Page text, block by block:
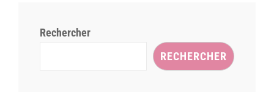
Rechercher
RECHERCHER